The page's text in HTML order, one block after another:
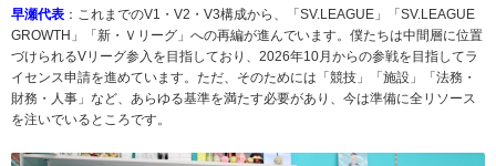
早瀬代表 ：これまでのV1・V2・V3構成から、「SV.LEAGUE」「SV.LEAGUE
GROWTH」「新・Ｖリーグ」への再編が進んでいます。僕たちは中間層に位置
づけられるVリーグ参入を目指しており、2026年10月からの参戦を目指してラ
イセンス申請を進めています。ただ、そのためには「競技」「施設」「法務・
財務・人事」など、あらゆる基準を満たす必要があり、今は準備に全リソース
を注いでいるところです。